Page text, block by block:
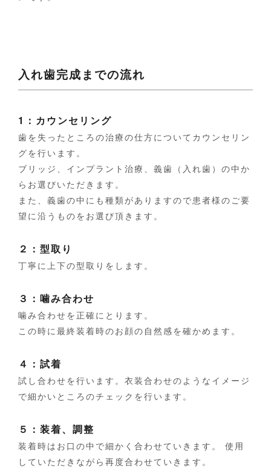
入れ歯完成までの流れ
1：カウンセリング
歯を失ったところの治療の仕方についてカウンセリン
グを行います。
ブリッジ、インプラント治療、義歯（入れ歯）の中か
らお選びいただきます。
また、義歯の中にも種類がありますので患者様のご要
望に沿うものをお選び頂きます。
２：型取り
丁寧に上下の型取りをします。
３：噛み合わせ
噛み合わせを正確にとります。
この時に最終装着時のお顔の自然感を確かめます。
４：試着
試し合わせを行います。衣装合わせのようなイメージ
で細かいところのチェックを行います。
５：装着、調整
装着時はお口の中で細かく合わせていきます。
使用
していただきながら再度合わせていきます。